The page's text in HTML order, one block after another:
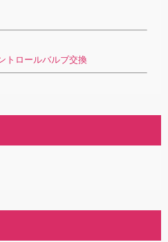
ロールバルブ交換